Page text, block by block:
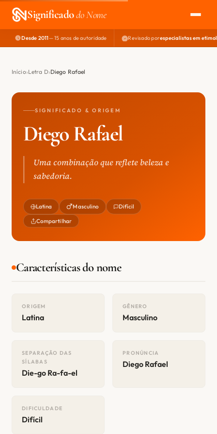
Significadodo Nome
EXPLORAR
NOME PERFEITO
Desde 2011— 15 anos de autoridade Revisado porespecialistas em
Início Letra D Diego Rafael
SIGNIFICADO & ORIGEM
Diego Rafael
Uma combinação que reflete beleza e
sabedoria.
Latina Masculino Difícil
Compartilhar
Características do nome
ORIGEM
Latina
GÊNERO
Masculino
SEPARAÇÃO DAS
SÍLABAS
Die-go Ra-fa-el
PRONÚNCIA
Diego Rafael
DIFICULDADE
Difícil